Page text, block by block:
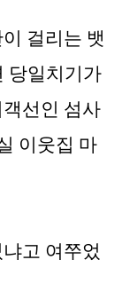
걸리는 뱃
당일치기가
선인 섬사
이웃집 마
고 여쭈었